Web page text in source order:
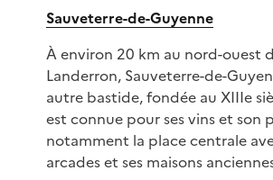
Sauveterre-de-Guyenne
À environ 20 km au nord-ouest
Landerron, Sauveterre-de-
autre bastide, fondée au XIIIe
est connue pour ses vins et son
notamment la place centrale
arcades et ses maisons